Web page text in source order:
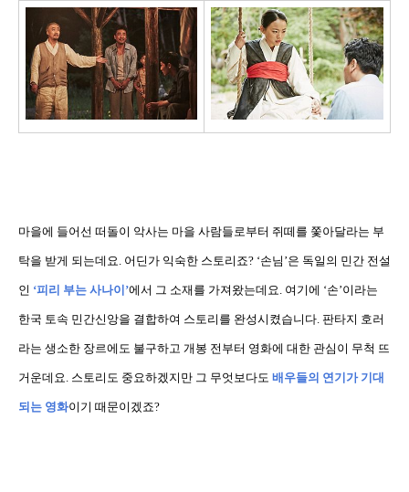
마을에 들어선 떠돌이 악사는 마을 사람들로부터 쥐떼를 쫓아달라는 부
탁을 받게 되는데요 어딘가 익숙한 스토리죠? ‘손님 ’은 독일의 민간 전설
인 ‘피리 부는 사나이’에서 그 소재를 가져왔는데요 여기에 ‘손’이라는
한국 토속 민간신앙을 결합하여 스토리를 완성시켰습니다 판타지 호러
라는 생소한 장르에도 불구하고 개봉 전부터 영화에 대한 관심이 무척 뜨
거운데요 스토리도 중요하겠지만 그 무엇보다도 배우들의 연기가 기대
되는 영화이기 때문이겠죠?